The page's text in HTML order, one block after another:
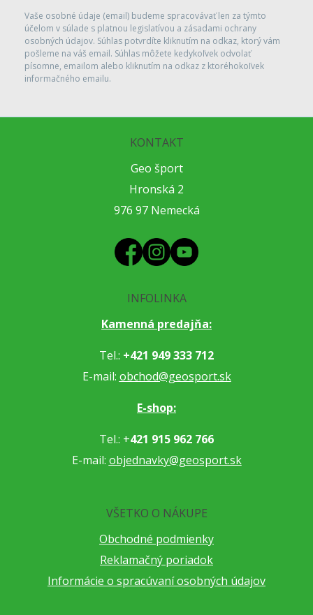
Vaše osobné údaje (email) budeme spracovávať len za týmto
účelom v súlade s platnou legislatívou a zásadami ochrany
osobných údajov. Súhlas potvrdíte kliknutím na odkaz, ktorý vám
pošleme na váš email. Súhlas môžete kedykoľvek odvolať
písomne, emailom alebo kliknutím na odkaz z ktoréhokoľvek
informačného emailu.
KONTAKT
Geo šport
Hronská 2
976 97 Nemecká
INFOLINKA
Kamenná predajňa:
Tel.: +421 949 333 712
E-mail: obchod@geosport.sk
E-shop:
Tel.: +421 915 962 766
E-mail: objednavky@geosport.sk
VŠETKO O NÁKUPE
Obchodné podmienky
Reklamačný poriadok
Informácie o spracúvaní osobných údajov